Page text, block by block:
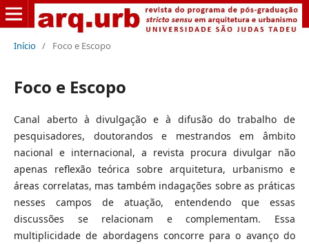
Início / Foco e Escopo
Foco e Escopo
Canal aberto à divulgação e à difusão do trabalho de
pesquisadores, doutorandos e mestrandos em âmbito
nacional e internacional, a revista procura divulgar não
apenas reflexão teórica sobre arquitetura, urbanismo e
áreas correlatas, mas também indagações sobre as práticas
nesses campos de atuação, entendendo que essas
discussões se relacionam e complementam. Essa
multiplicidade de abordagens concorre para o avanço do